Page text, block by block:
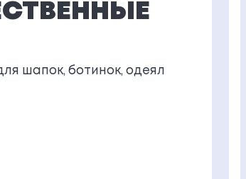
шапок, ботинок, одеял